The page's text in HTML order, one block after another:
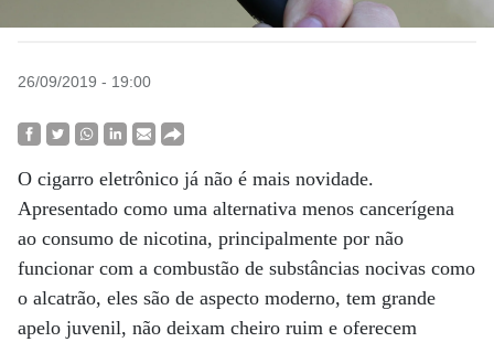
26/09/2019 - 19:00
O cigarro eletrônico já não é mais novidade.
Apresentado como uma alternativa menos cancerígena
ao consumo de nicotina, principalmente por não
funcionar com a combustão de substâncias nocivas como
o alcatrão, eles são de aspecto moderno, tem grande
apelo juvenil, não deixam cheiro ruim e oferecem